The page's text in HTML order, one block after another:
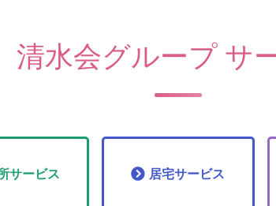
清水会グループ サ
サービス 居宅サービス